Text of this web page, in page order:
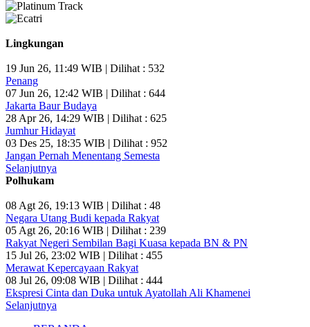
Lingkungan
19 Jun 26, 11:49 WIB | Dilihat : 532
Penang
07 Jun 26, 12:42 WIB | Dilihat : 644
Jakarta Baur Budaya
28 Apr 26, 14:29 WIB | Dilihat : 625
Jumhur Hidayat
03 Des 25, 18:35 WIB | Dilihat : 952
Jangan Pernah Menentang Semesta
Selanjutnya
Polhukam
08 Agt 26, 19:13 WIB | Dilihat : 48
Negara Utang Budi kepada Rakyat
05 Agt 26, 20:16 WIB | Dilihat : 239
Rakyat Negeri Sembilan Bagi Kuasa kepada BN & PN
15 Jul 26, 23:02 WIB | Dilihat : 455
Merawat Kepercayaan Rakyat
08 Jul 26, 09:08 WIB | Dilihat : 444
Ekspresi Cinta dan Duka untuk Ayatollah Ali Khamenei
Selanjutnya